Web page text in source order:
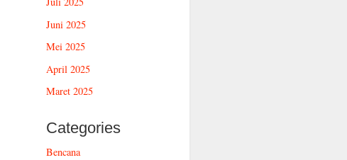
Juni 2025
Mei 2025
April 2025
Maret 2025
Categories
Bencana